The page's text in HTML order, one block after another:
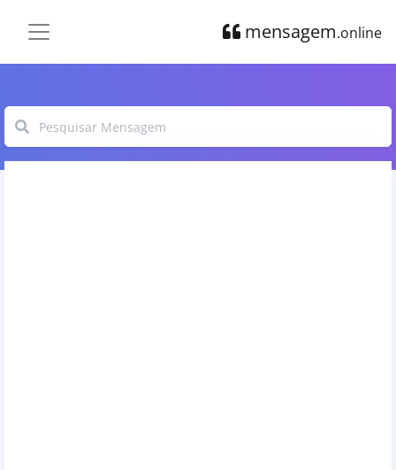
mensagem.online